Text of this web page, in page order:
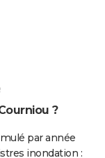
3 j Oui
?
par année
inondation :